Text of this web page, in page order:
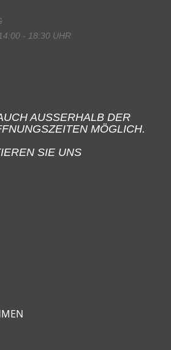
- 18:30 UHR
AUSSERHALB DER
MÖGLICH.
SIE UNS